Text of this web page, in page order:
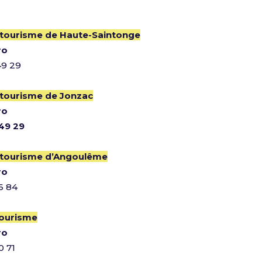
de Haute-Saintonge
29
de Jonzac
29
d’Angoulême
84
71